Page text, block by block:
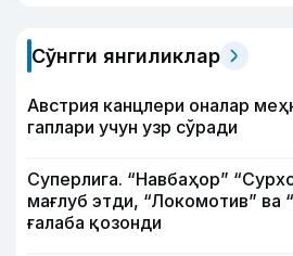
Сўнгги янгиликлар
Австрия канцлери оналар
гаплари учун узр сўради
Суперлига. “Навбаҳор”
мағлуб этди, “Локомотив” ва
ғалаба қозонди